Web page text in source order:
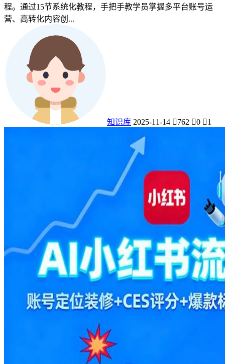
程。通过15节系统化教程，手把手教学员掌握多平台账号运
营、高转化内容创...
知识库 2025-11-14 762 0 1